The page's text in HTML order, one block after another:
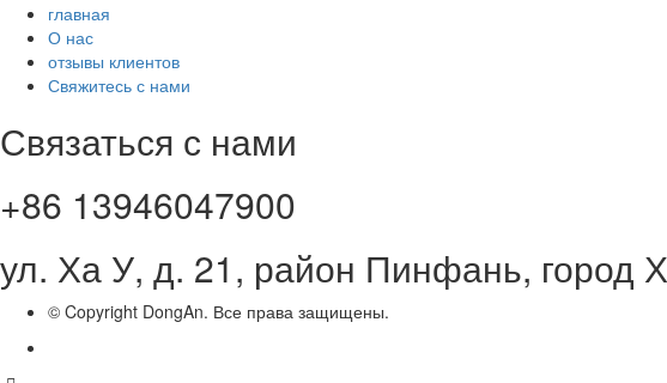
главная
О нас
отзывы клиентов
Свяжитесь с нами
Связаться с нами
+86 13946047900
ул. Ха У, д. 21, район Пинфань, город
© Copyright DongAn. Все права защищены.